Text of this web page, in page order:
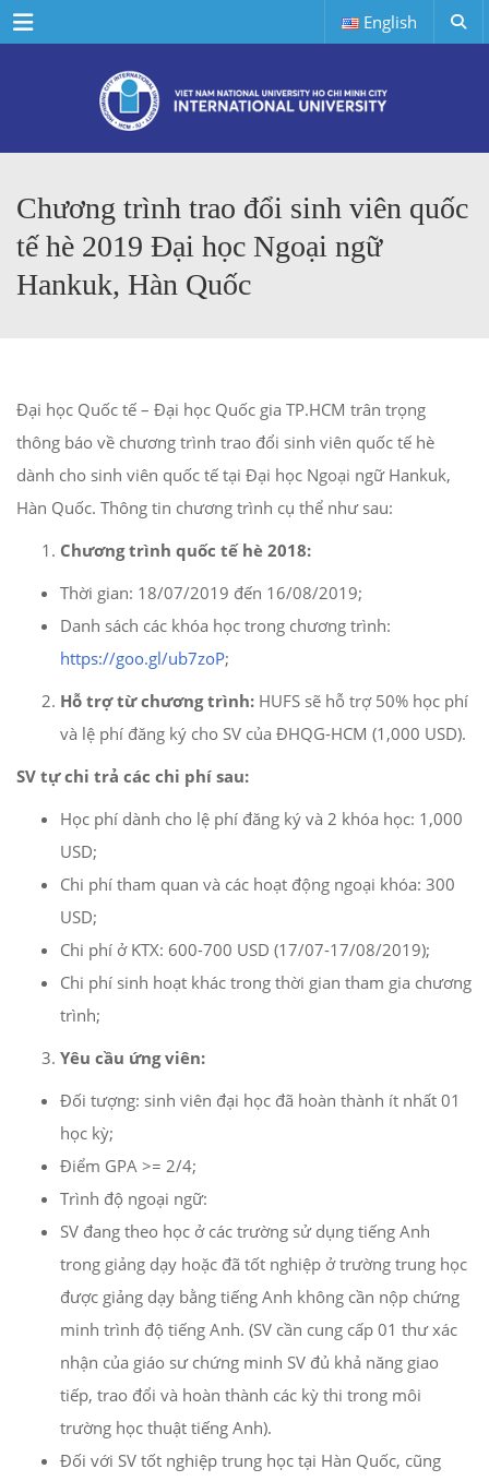
Menu English
Chương trình trao đổi sinh viên quốc
tế hè 2019 Đại học Ngoại ngữ
Hankuk, Hàn Quốc
Đại học Quốc tế – Đại học Quốc gia TP.HCM trân trọng
thông báo về chương trình trao đổi sinh viên quốc tế hè
dành cho sinh viên quốc tế tại Đại học Ngoại ngữ Hankuk,
Hàn Quốc. Thông tin chương trình cụ thể như sau:
Chương trình quốc tế hè 2018:
Thời gian: 18/07/2019 đến 16/08/2019;
Danh sách các khóa học trong chương trình:
https://goo.gl/ub7zoP;
Hỗ trợ từ chương trình: HUFS sẽ hỗ trợ 50% học phí
và lệ phí đăng ký cho SV của ĐHQG-HCM (1,000 USD).
SV tự chi trả các chi phí sau:
Học phí dành cho lệ phí đăng ký và 2 khóa học: 1,000
USD;
Chi phí tham quan và các hoạt động ngoại khóa: 300
USD;
Chi phí ở KTX: 600-700 USD (17/07-17/08/2019);
Chi phí sinh hoạt khác trong thời gian tham gia chương
trình;
Yêu cầu ứng viên:
Đối tượng: sinh viên đại học đã hoàn thành ít nhất 01
học kỳ;
Điểm GPA >= 2/4;
Trình độ ngoại ngữ:
SV đang theo học ở các trường sử dụng tiếng Anh
trong giảng dạy hoặc đã tốt nghiệp ở trường trung học
được giảng dạy bằng tiếng Anh không cần nộp chứng
minh trình độ tiếng Anh. (SV cần cung cấp 01 thư xác
nhận của giáo sư chứng minh SV đủ khả năng giao
tiếp, trao đổi và hoàn thành các kỳ thi trong môi
trường học thuật tiếng Anh).
Đối với SV tốt nghiệp trung học tại Hàn Quốc, cũng